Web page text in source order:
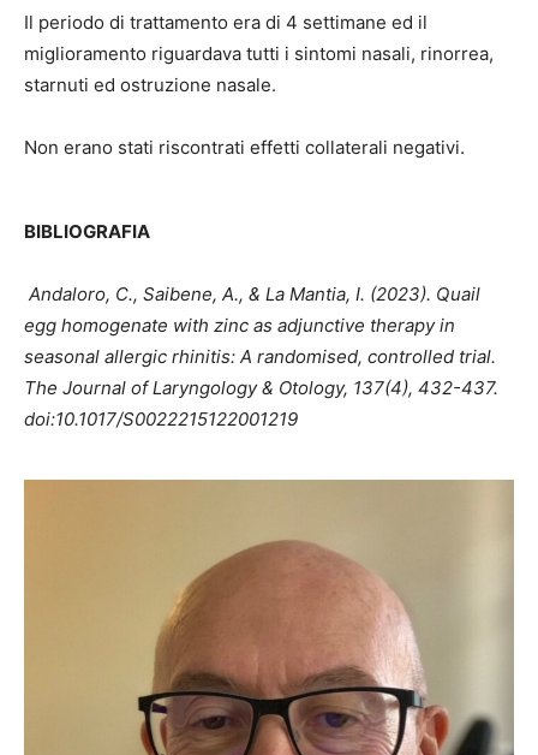
Il periodo di trattamento era di 4 settimane ed il
miglioramento riguardava tutti i sintomi nasali, rinorrea,
starnuti ed ostruzione nasale.
Non erano stati riscontrati effetti collaterali negativi.
BIBLIOGRAFIA
Andaloro, C., Saibene, A., & La Mantia, I. (2023). Quail
egg homogenate with zinc as adjunctive therapy in
seasonal allergic rhinitis: A randomised, controlled trial.
The Journal of Laryngology & Otology, 137(4), 432-437.
doi:10.1017/S0022215122001219